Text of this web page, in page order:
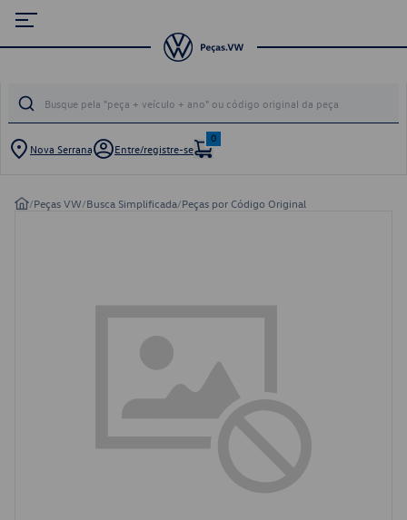
Nova Serrana Entre/registre-se
0
/Peças VW/Busca Simplificada/Peças por Código Original